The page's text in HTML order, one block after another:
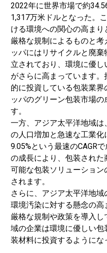
2022年に世界市場で約
1,317万米ドルとなった。
ける環境への関心の高ま
厳格な規制によるものと
ッパにはリサイクルと廃
立されており、環境に優
がさらに高まっています
的に投資している包装業
ッパのグリーン包装市場
す。
一方、アジア太平洋地域
の人口増加と急速な工業
9.05%という最速のCAGR
の成長により、包装され
可能な包装ソリューショ
されます。
さらに、アジア太平洋地
環境汚染に対する懸念の高
厳格な規制や政策を導入
域の企業は環境に優しい
装材料に投資するようにな